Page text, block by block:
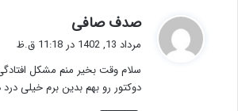
صدف صافی
ت
:
مرداد 13, 1402 در 11:18 ق.ظ
سلام وقت بخیر منم مشکل
دوکتور رو بهم بدین برم خیلی